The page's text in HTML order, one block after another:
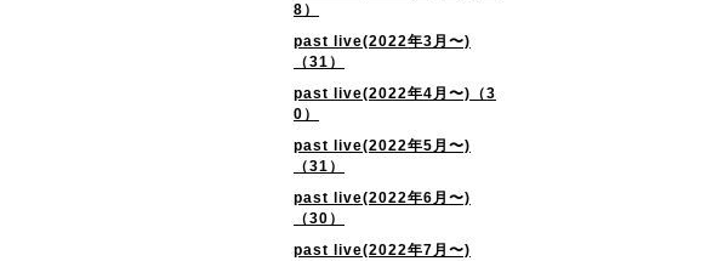
8）
past live(2022年3月〜)
（31）
past live(2022年4月〜)（3
0）
past live(2022年5月〜)
（31）
past live(2022年6月〜)
（30）
past live(2022年7月〜)